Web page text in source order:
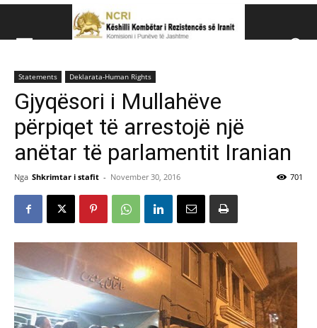
Këshillit Kombëtar të Rezistencës së Iranit (NCRI)
Statements Deklarata-Human Rights
Gjyqësori i Mullahëve
përpiqet të arrestojë një
anëtar të parlamentit Iranian
Nga Shkrimtar i stafit - November 30, 2016 701